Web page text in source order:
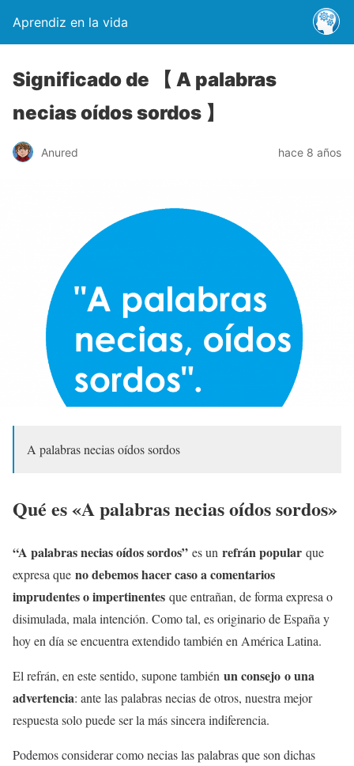
Aprendiz en la vida
Significado de 【 A palabras
necias oídos sordos 】
Anured hace 8 años
A palabras necias oídos sordos
Qué es «A palabras necias oídos sordos»
“A palabras necias oídos sordos” es un refrán popular que
expresa que no debemos hacer caso a comentarios
imprudentes o impertinentes que entrañan, de forma expresa o
disimulada, mala intención. Como tal, es originario de España y
hoy en día se encuentra extendido también en América Latina.
El refrán, en este sentido, supone también un consejo o una
advertencia: ante las palabras necias de otros, nuestra mejor
respuesta solo puede ser la más sincera indiferencia.
Podemos considerar como necias las palabras que son dichas